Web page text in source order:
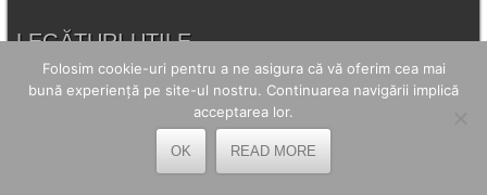
LEGĂTURI UTILE
Prefectura Hunedoara
Folosim cookie-uri pentru a ne asigura că vă oferim cea mai
bună experiență pe site-ul nostru. Continuarea navigării implică
acceptarea lor.
OK READ MORE